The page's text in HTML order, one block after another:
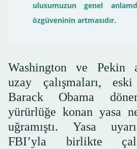
ulusumuzun genel
özgüveninin artmasıdır.
Washington ve Pekin
uzay çalışmaları,
Barack Obama
yürürlüğe konan yasa
uğramıştı. Yasa
FBI’yla birlikte